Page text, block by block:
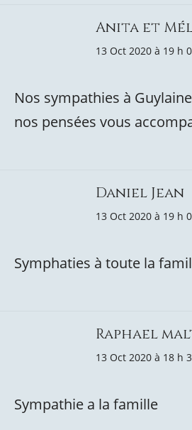
Anita et
13 Oct 2020 à 19 h
Nos sympathies à
nos pensées vous
Daniel Jean
13 Oct 2020 à 19 h
Symphaties à toute la
Raphael
13 Oct 2020 à 18 h
Sympathie a la famille